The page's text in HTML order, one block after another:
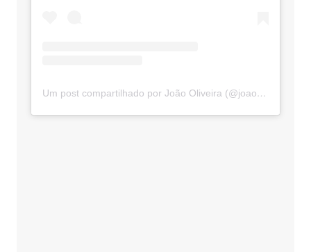
Um post compartilhado por João Oliveira (@joaooliveiraooficial)